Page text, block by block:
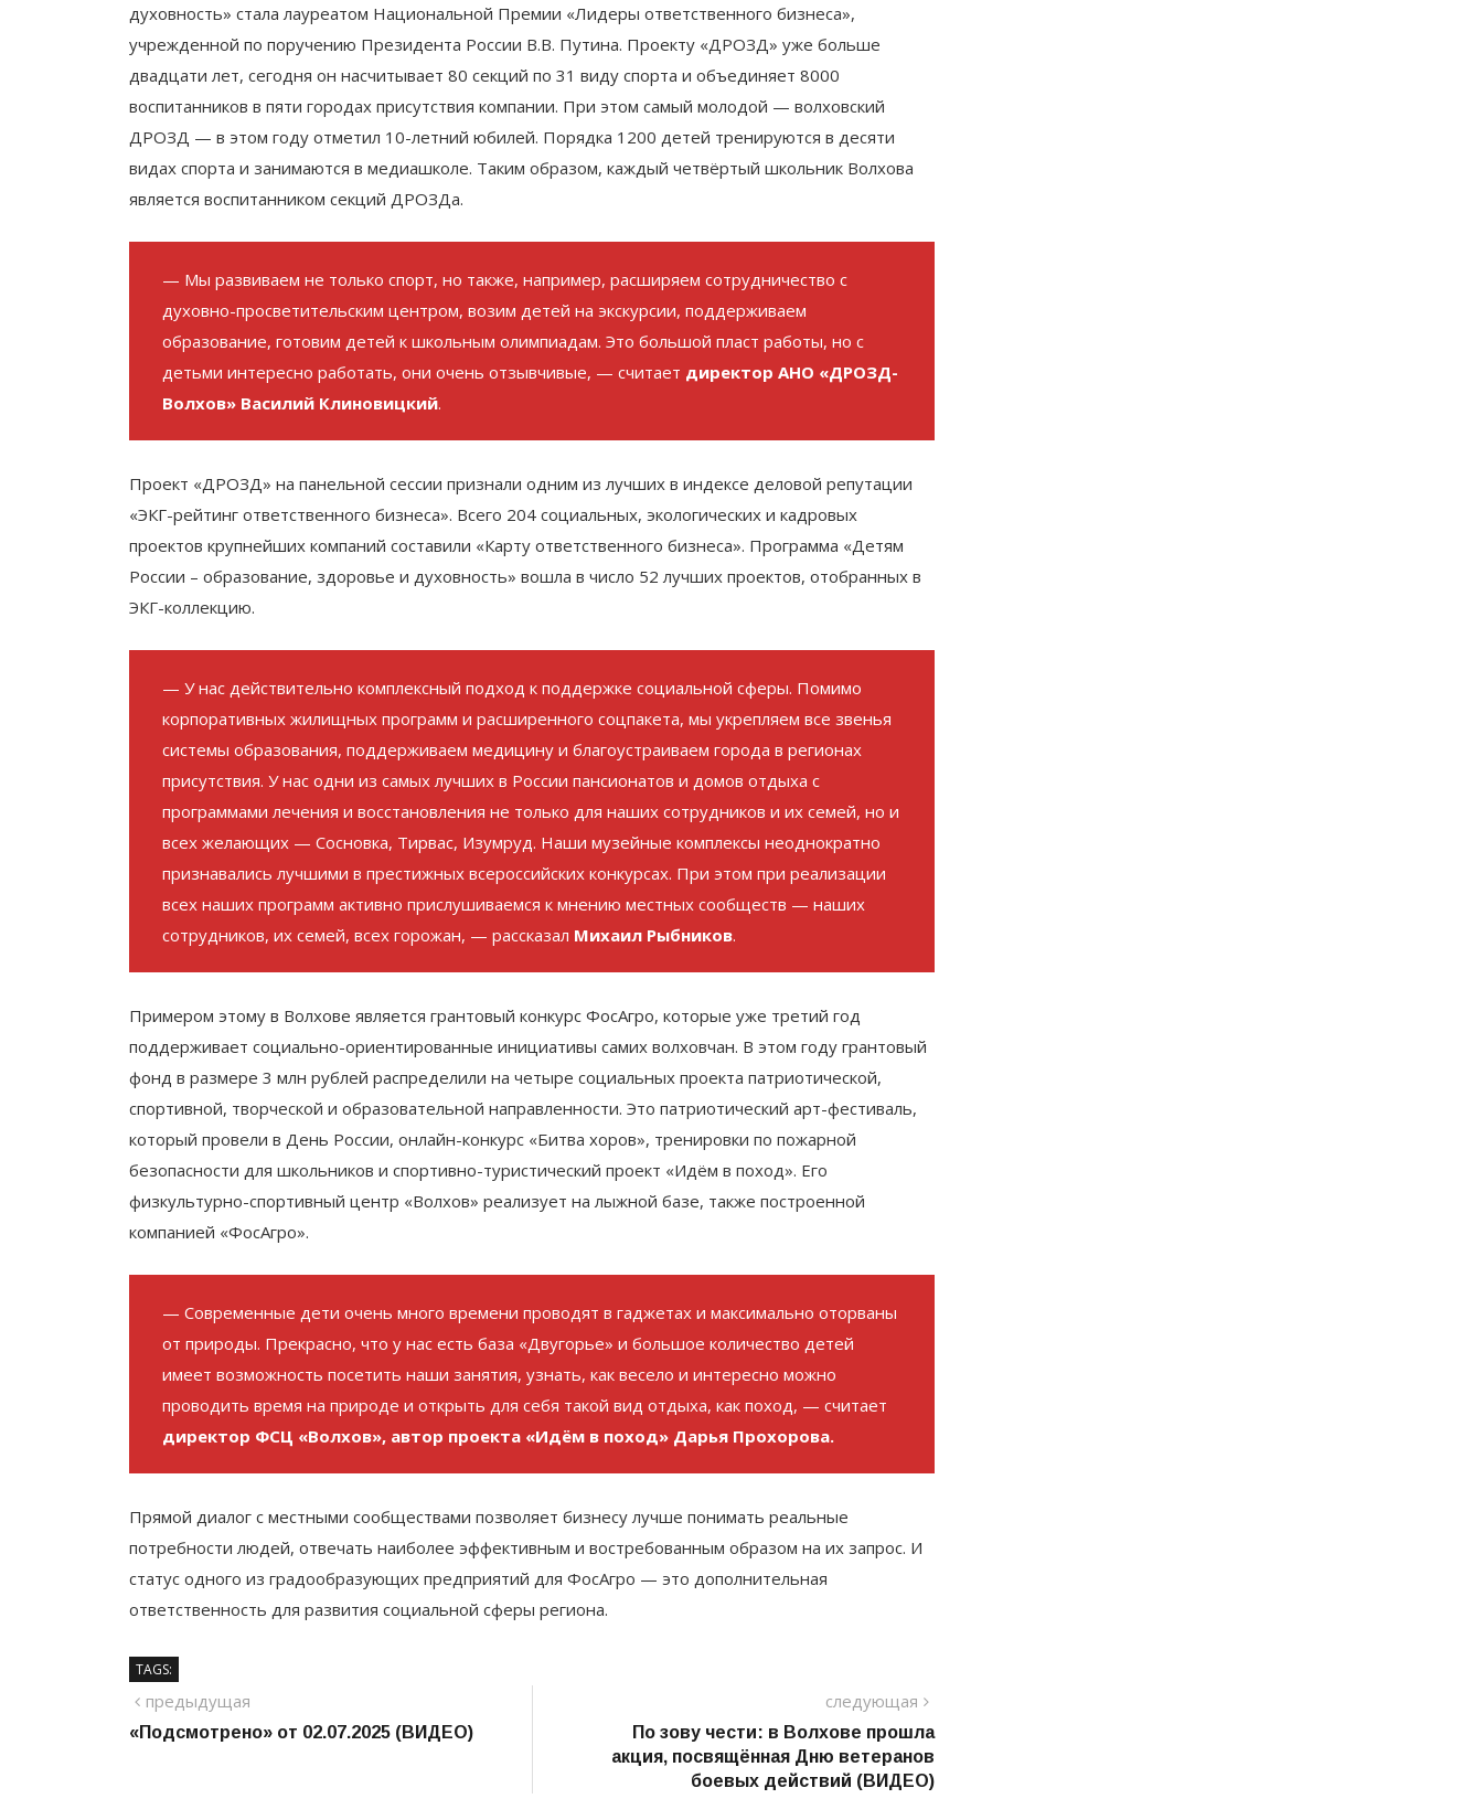
духовность» стала лауреатом Национальной Премии «Лидеры ответственного бизнеса»,
учрежденной по поручению Президента России В.В. Путина. Проекту «ДРОЗД» уже больше
двадцати лет, сегодня он насчитывает 80 секций по 31 виду спорта и объединяет 8000
воспитанников в пяти городах присутствия компании. При этом самый молодой — волховский
ДРОЗД — в этом году отметил 10-летний юбилей. Порядка 1200 детей тренируются в десяти
видах спорта и занимаются в медиашколе. Таким образом, каждый четвёртый школьник Волхова
является воспитанником секций ДРОЗДа.
— Мы развиваем не только спорт, но также, например, расширяем сотрудничество с
духовно-просветительским центром, возим детей на экскурсии, поддерживаем
образование, готовим детей к школьным олимпиадам. Это большой пласт работы, но с
детьми интересно работать, они очень отзывчивые, — считает директор АНО «ДРОЗД-
Волхов» Василий Клиновицкий.
Проект «ДРОЗД» на панельной сессии признали одним из лучших в индексе деловой репутации
«ЭКГ-рейтинг ответственного бизнеса». Всего 204 социальных, экологических и кадровых
проектов крупнейших компаний составили «Карту ответственного бизнеса». Программа «Детям
России – образование, здоровье и духовность» вошла в число 52 лучших проектов, отобранных в
ЭКГ-коллекцию.
— У нас действительно комплексный подход к поддержке социальной сферы. Помимо
корпоративных жилищных программ и расширенного соцпакета, мы укрепляем все звенья
системы образования, поддерживаем медицину и благоустраиваем города в регионах
присутствия. У нас одни из самых лучших в России пансионатов и домов отдыха с
программами лечения и восстановления не только для наших сотрудников и их семей, но и
всех желающих — Сосновка, Тирвас, Изумруд. Наши музейные комплексы неоднократно
признавались лучшими в престижных всероссийских конкурсах. При этом при реализации
всех наших программ активно прислушиваемся к мнению местных сообществ — наших
сотрудников, их семей, всех горожан, — рассказал Михаил Рыбников.
Примером этому в Волхове является грантовый конкурс ФосАгро, которые уже третий год
поддерживает социально-ориентированные инициативы самих волховчан. В этом году грантовый
фонд в размере 3 млн рублей распределили на четыре социальных проекта патриотической,
спортивной, творческой и образовательной направленности. Это патриотический арт-фестиваль,
который провели в День России, онлайн-конкурс «Битва хоров», тренировки по пожарной
безопасности для школьников и спортивно-туристический проект «Идём в поход». Его
физкультурно-спортивный центр «Волхов» реализует на лыжной базе, также построенной
компанией «ФосАгро».
— Современные дети очень много времени проводят в гаджетах и максимально оторваны
от природы. Прекрасно, что у нас есть база «Двугорье» и большое количество детей
имеет возможность посетить наши занятия, узнать, как весело и интересно можно
проводить время на природе и открыть для себя такой вид отдыха, как поход, — считает
директор ФСЦ «Волхов», автор проекта «Идём в поход» Дарья Прохорова.
Прямой диалог с местными сообществами позволяет бизнесу лучше понимать реальные
потребности людей, отвечать наиболее эффективным и востребованным образом на их запрос. И
статус одного из градообразующих предприятий для ФосАгро — это дополнительная
ответственность для развития социальной сферы региона.
TAGS:
Навигация
по
предыдущая
«Подсмотрено» от 02.07.2025 (ВИДЕО)
следующая
пост
По зову чести: в Волхове прошла
акция, посвящённая Дню ветеранов
боевых действий (ВИДЕО)